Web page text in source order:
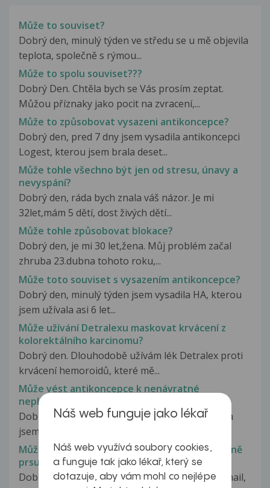
Může to souviset?
Dobrý den, minulý týden ve středu se u mě objevila
teplota, společně s rýmou...
Může to spolu souviset???
Dobrý Den. Chtěla bych se Vás prosím zeptat.
Můžou příznaky jako pocit na zvracení,...
Může to způsobovat vysazeni antikoncepce?
Dobrý den, pred 7 dny jsem vysadila antikoncepci
Logest, kterou jsem brala deset...
Může tohle všechno být jen od stresu, únavy a
nevyspání?
Dobrý den, ráda bych znala váš názor. Je mi
32let,mám 5 dětí, dost živých dětí...
Může tohle způsobovat blokace?
Dobrý den, je mi 30 let,žena. Můj problém začal
zhruba 23.dubna tohoto roku,...
Může toto souviset s vysazením antikoncepce?
Dobrý den, minulý týden jsem vysadila HA, kterou
jsem užívala asi 6 let...
Může užívání Detralexu maskovat krvácení z
kolorektálního karcinomu?
Dobrý den. Dlouhodobě užívám lék Detralex proti
krvácení hemoroidů, které mě...
Může vést antikoncepce k nenávratné
neplodnosti?
Dobrý den, četla jsem jeden článek a nevím, zda
jsem ho pochopila dobře. Samozřejmě...
Může vést látka aluminium zirkonium k rakovině
prsu?
Dobrý den, od kamarádky mi přišel putovní e-mail,
Náš web funguje jako lékař
Náš web využívá soubory cookies,
a funguje tak jako lékař, který se
dotazuje, aby vám mohl co nejlépe